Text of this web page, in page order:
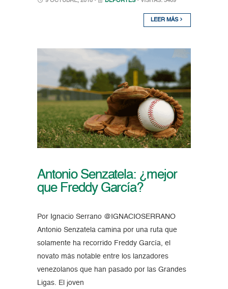
LEER MÁS
Antonio Senzatela: ¿mejor
que Freddy García?
Por Ignacio Serrano @IGNACIOSERRANO
Antonio Senzatela camina por una ruta que
solamente ha recorrido Freddy García, el
novato más notable entre los lanzadores
venezolanos que han pasado por las Grandes
Ligas. El joven